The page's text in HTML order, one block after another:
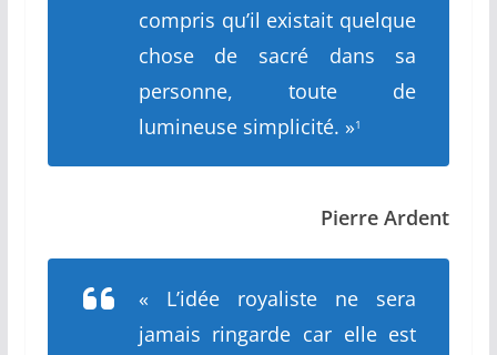
compris qu’il existait quelque
chose de sacré dans sa
personne, toute de
lumineuse simplicité. »1
Pierre Ardent
« L’idée royaliste ne sera
jamais ringarde car elle est